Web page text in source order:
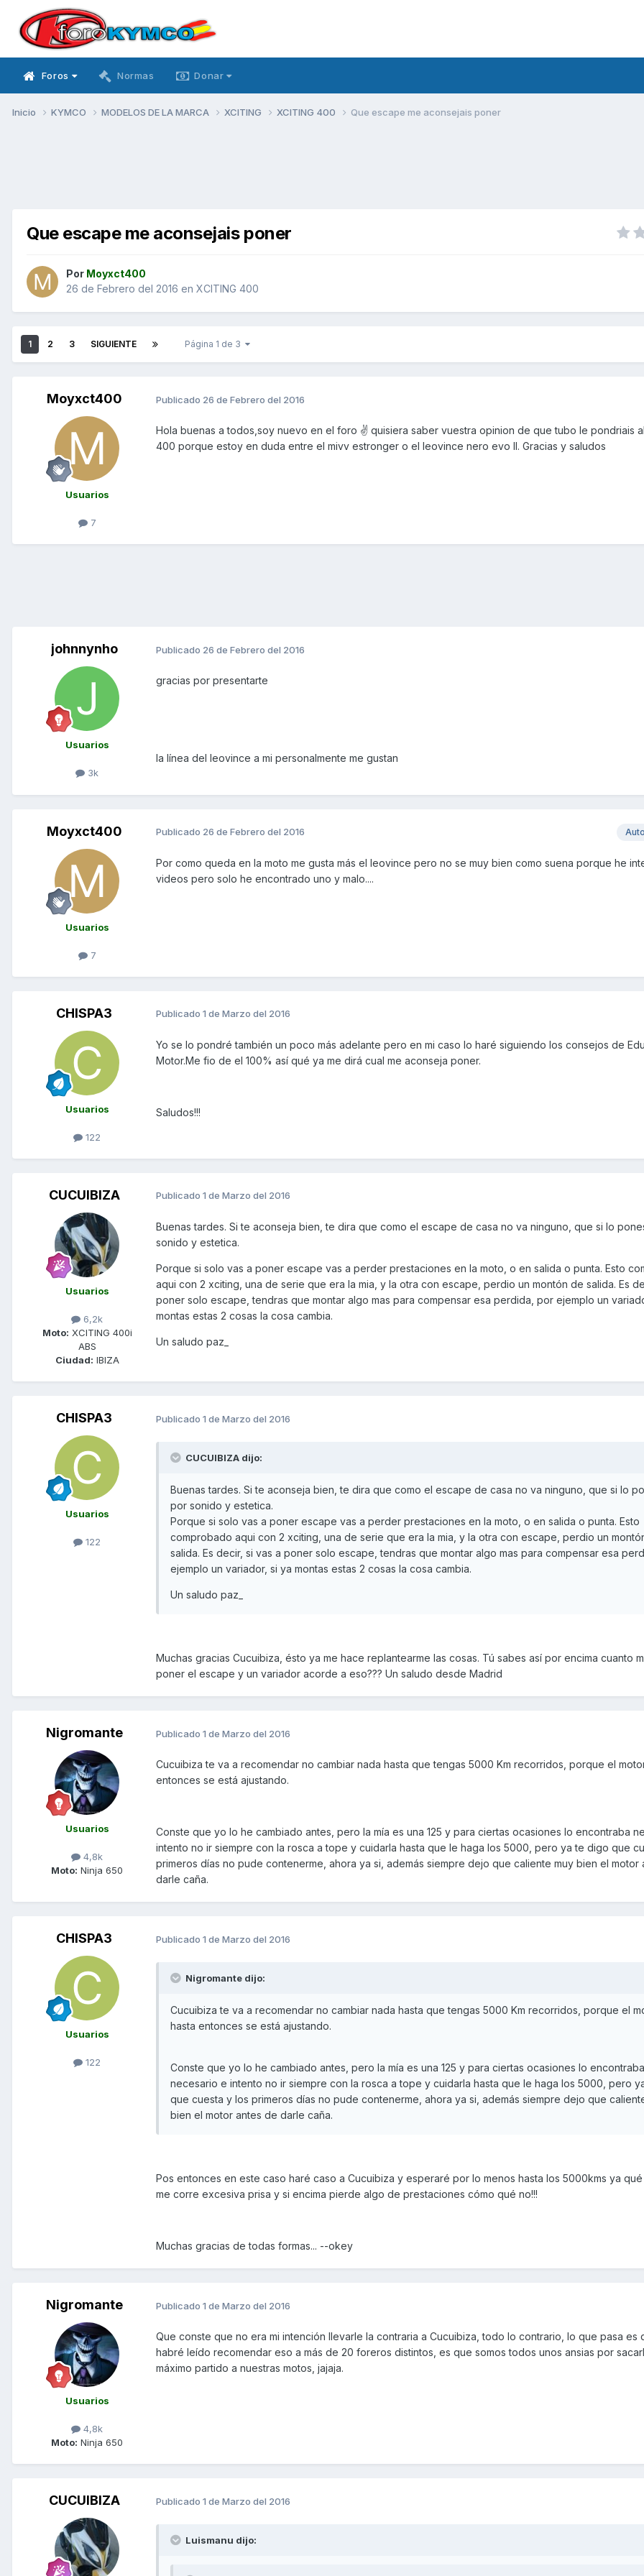
Foros Normas Donar
Inicio KYMCO MODELOS DE LA MARCA XCITING XCITING 400 Que escape me aconsejais poner
Que escape me aconsejais poner
Por Moyxct400
26 de Febrero del 2016 en XCITING 400
1 2 3 SIGUIENTE Página 1 de 3
Moyxct400
Usuarios
7
Publicado 26 de Febrero del 2016
Hola buenas a todos,soy nuevo en el foro ✌ quisiera saber vuestra opinion de que tubo le pondriais
400 porque estoy en duda entre el mivv estronger o el leovince nero evo II. Gracias y saludos
johnnynho
Usuarios
3k
Publicado 26 de Febrero del 2016
gracias por presentarte
la línea del leovince a mi personalmente me gustan
Moyxct400
Usuarios
7
Publicado 26 de Febrero del 2016
Por como queda en la moto me gusta más el leovince pero no se muy bien como suena porque he
videos pero solo he encontrado uno y malo....
CHISPA3
Usuarios
122
Publicado 1 de Marzo del 2016
Yo se lo pondré también un poco más adelante pero en mi caso lo haré siguiendo los consejos de
Motor.Me fio de el 100% así qué ya me dirá cual me aconseja poner.
Saludos!!!
CUCUIBIZA
Usuarios
6,2k
Moto: XCITING 400i
ABS
Ciudad: IBIZA
Publicado 1 de Marzo del 2016
Buenas tardes. Si te aconseja bien, te dira que como el escape de casa no va ninguno, que si lo
sonido y estetica.
Porque si solo vas a poner escape vas a perder prestaciones en la moto, o en salida o punta. Esto
aqui con 2 xciting, una de serie que era la mia, y la otra con escape, perdio un montón de salida. Es
poner solo escape, tendras que montar algo mas para compensar esa perdida, por ejemplo un
montas estas 2 cosas la cosa cambia.
Un saludo paz_
CHISPA3
Usuarios
122
Publicado 1 de Marzo del 2016
CUCUIBIZA dijo:
Buenas tardes. Si te aconseja bien, te dira que como el escape de casa no va ninguno, que si lo
por sonido y estetica.
Porque si solo vas a poner escape vas a perder prestaciones en la moto, o en salida o punta. Esto
comprobado aqui con 2 xciting, una de serie que era la mia, y la otra con escape, perdio un
salida. Es decir, si vas a poner solo escape, tendras que montar algo mas para compensar esa
ejemplo un variador, si ya montas estas 2 cosas la cosa cambia.
Un saludo paz_
Muchas gracias Cucuibiza, ésto ya me hace replantearme las cosas. Tú sabes así por encima cuanto
poner el escape y un variador acorde a eso??? Un saludo desde Madrid
Nigromante
Usuarios
4,8k
Moto: Ninja 650
Publicado 1 de Marzo del 2016
Cucuibiza te va a recomendar no cambiar nada hasta que tengas 5000 Km recorridos, porque el
entonces se está ajustando.
Conste que yo lo he cambiado antes, pero la mía es una 125 y para ciertas ocasiones lo encontraba
intento no ir siempre con la rosca a tope y cuidarla hasta que le haga los 5000, pero ya te digo que
primeros días no pude contenerme, ahora ya si, además siempre dejo que caliente muy bien el motor
darle caña.
CHISPA3
Usuarios
122
Publicado 1 de Marzo del 2016
Nigromante dijo:
Cucuibiza te va a recomendar no cambiar nada hasta que tengas 5000 Km recorridos, porque el
hasta entonces se está ajustando.
Conste que yo lo he cambiado antes, pero la mía es una 125 y para ciertas ocasiones lo encontraba
necesario e intento no ir siempre con la rosca a tope y cuidarla hasta que le haga los 5000, pero
que cuesta y los primeros días no pude contenerme, ahora ya si, además siempre dejo que
bien el motor antes de darle caña.
Pos entonces en este caso haré caso a Cucuibiza y esperaré por lo menos hasta los 5000kms ya
me corre excesiva prisa y si encima pierde algo de prestaciones cómo qué no!!!
Muchas gracias de todas formas... --okey
Nigromante
Usuarios
4,8k
Moto: Ninja 650
Publicado 1 de Marzo del 2016
Que conste que no era mi intención llevarle la contraria a Cucuibiza, todo lo contrario, lo que pasa es
habré leído recomendar eso a más de 20 foreros distintos, es que somos todos unos ansias por
máximo partido a nuestras motos, jajaja.
CUCUIBIZA Publicado 1 de Marzo del 2016
Luismanu dijo: